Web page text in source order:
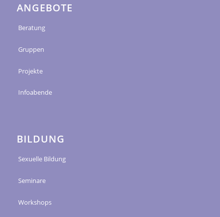
ANGEBOTE
Beratung
Gruppen
Projekte
Infoabende
BILDUNG
Sexuelle Bildung
Seminare
Workshops